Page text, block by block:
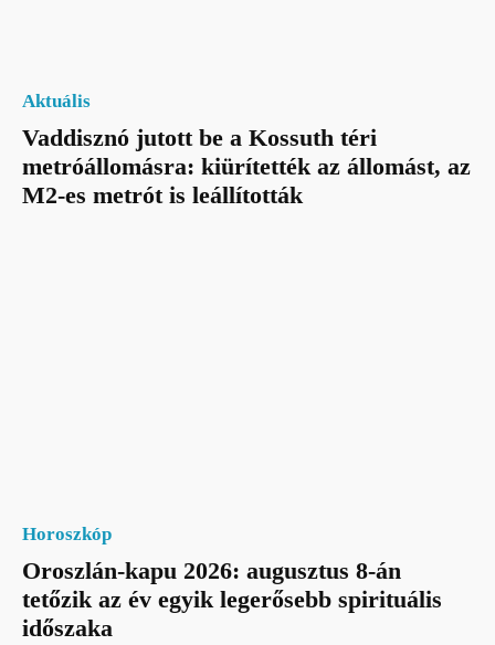
Aktuális
Vaddisznó jutott be a Kossuth téri
metróállomásra: kiürítették az állomást, az
M2-es metrót is leállították
Horoszkóp
Oroszlán-kapu 2026: augusztus 8-án
tetőzik az év egyik legerősebb spirituális
időszaka